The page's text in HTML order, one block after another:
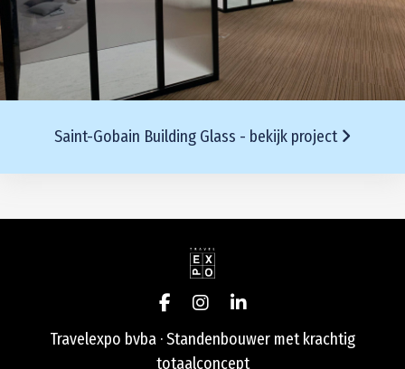
Saint-Gobain Building Glass - bekijk project
Travelexpo bvba · Standenbouwer met krachtig
totaalconcept